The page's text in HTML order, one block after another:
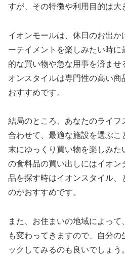
すが、その特徴や利用目的は大
イオンモールは、休日のお出か
ーテイメントを楽しみたい時に
的な買い物や急な用事を済ませ
オンスタイルは専門性の高い商
おすすめです。
結局のところ、あなたのライフ
合わせて、最適な施設を選ぶこ
末にゆっくり買い物を楽しみた
の食料品の買い出しにはイオ
品を探す時はイオンスタイル、
のがおすすめです。
また、お住まいの地域によっ
も変わってきますので、自分の
ックしてみるのも良いでしょう。